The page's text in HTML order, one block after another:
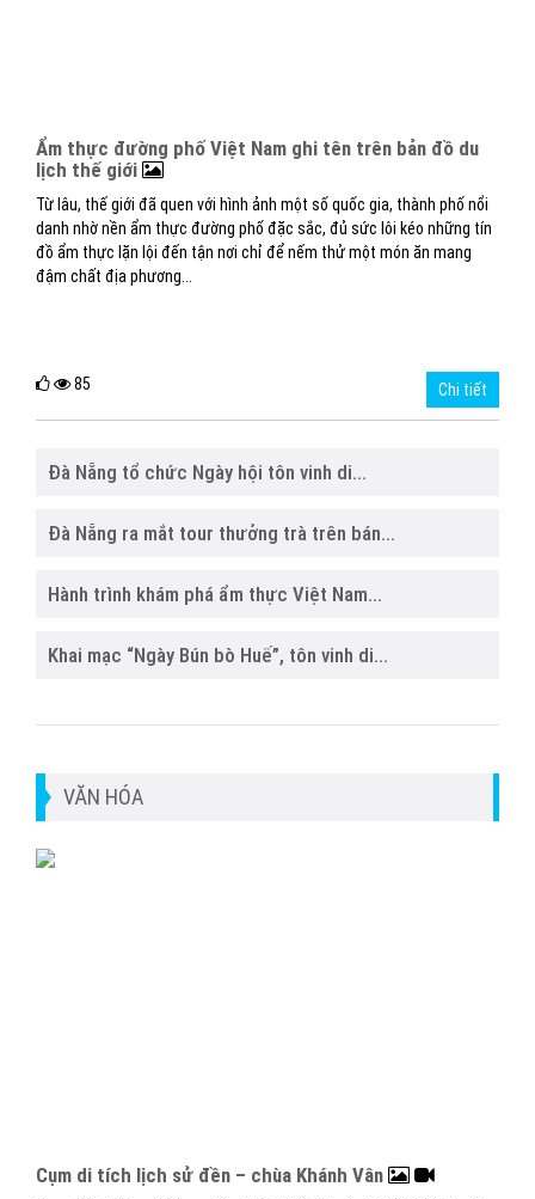
Ẩm thực đường phố Việt Nam ghi tên trên bản đồ du
lịch thế giới
Từ lâu, thế giới đã quen với hình ảnh một số quốc gia, thành phố nổi
danh nhờ nền ẩm thực đường phố đặc sắc, đủ sức lôi kéo những tín
đồ ẩm thực lặn lội đến tận nơi chỉ để nếm thử một món ăn mang
đậm chất địa phương...
85 Chi tiết
Đà Nẵng tổ chức Ngày hội tôn vinh di...
Đà Nẵng ra mắt tour thưởng trà trên bán...
Hành trình khám phá ẩm thực Việt Nam...
Khai mạc “Ngày Bún bò Huế”, tôn vinh di...
VĂN HÓA
Cụm di tích lịch sử đền – chùa Khánh Vân